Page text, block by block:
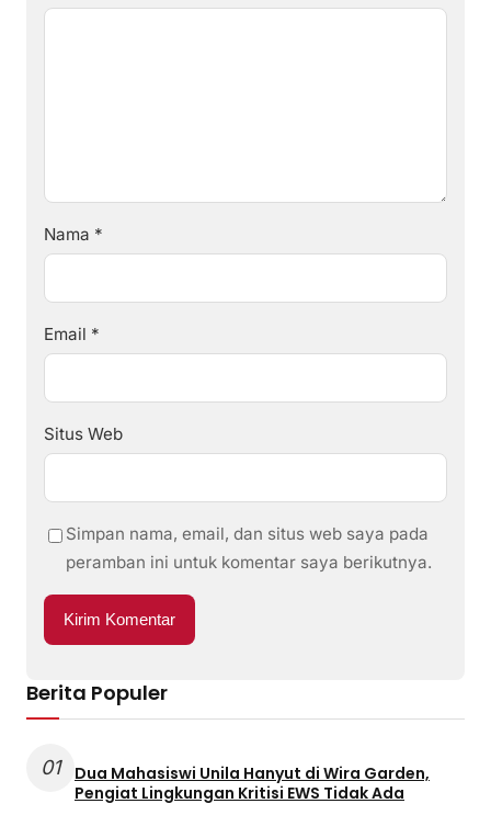
Nama *
Email *
Situs Web
Simpan nama, email, dan situs web saya pada
peramban ini untuk komentar saya berikutnya.
Berita Populer
01
Dua Mahasiswi Unila Hanyut di Wira Garden,
Pengiat Lingkungan Kritisi EWS Tidak Ada